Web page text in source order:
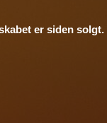
er siden solgt.